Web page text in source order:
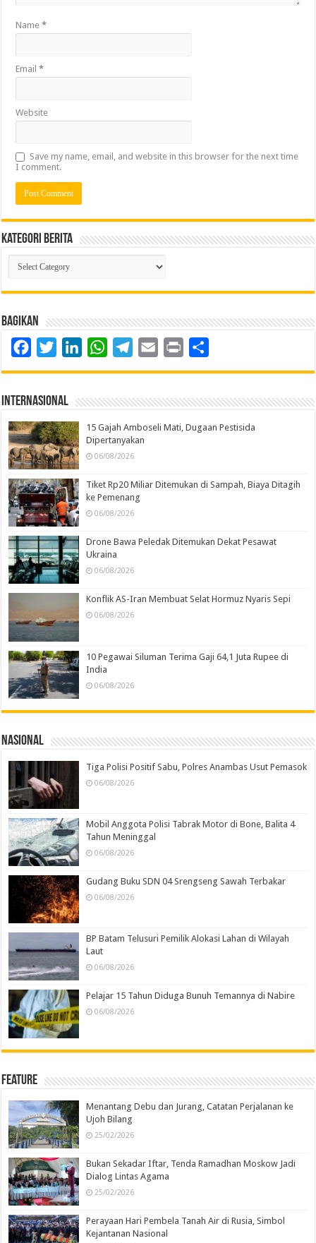
Name*
Email*
Website
Save my name, email, and website in this browser for the next time
I comment.
Kategori Berita
Kategori
Berita
Bagikan
FacebookTwitterLinkedInWhatsAppTelegram
Email Print
Internasional
15 Gajah Amboseli Mati, Dugaan Pestisida
Dipertanyakan
06/08/2026
Tiket Rp20 Miliar Ditemukan di Sampah, Biaya Ditagih
ke Pemenang
06/08/2026
Drone Bawa Peledak Ditemukan Dekat Pesawat
Ukraina
06/08/2026
Konflik AS-Iran Membuat Selat Hormuz Nyaris Sepi
06/08/2026
10 Pegawai Siluman Terima Gaji 64,1 Juta Rupee di
India
06/08/2026
Nasional
Tiga Polisi Positif Sabu, Polres Anambas Usut Pemasok
06/08/2026
Mobil Anggota Polisi Tabrak Motor di Bone, Balita 4
Tahun Meninggal
06/08/2026
Gudang Buku SDN 04 Srengseng Sawah Terbakar
06/08/2026
BP Batam Telusuri Pemilik Alokasi Lahan di Wilayah
Laut
06/08/2026
Pelajar 15 Tahun Diduga Bunuh Temannya di Nabire
06/08/2026
Feature
Menantang Debu dan Jurang, Catatan Perjalanan ke
Ujoh Bilang
25/02/2026
Bukan Sekadar Iftar, Tenda Ramadhan Moskow Jadi
Dialog Lintas Agama
25/02/2026
Perayaan Hari Pembela Tanah Air di Rusia, Simbol
Kejantanan Nasional